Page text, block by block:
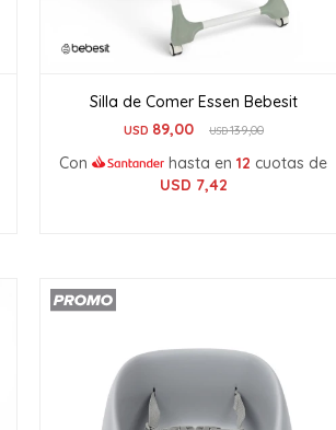
Silla de Comer Essen Bebesit
USD 89,00 USD139,00
Con hasta en12 cuotas de
USD 7,42